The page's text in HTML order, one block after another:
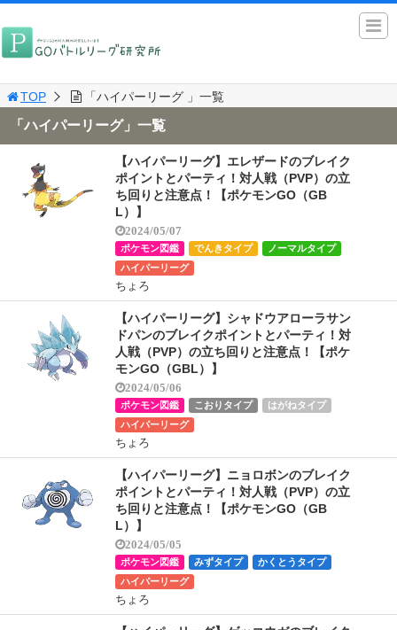
TOP 「ハイパーリーグ 」一覧
「ハイパーリーグ」一覧
【ハイパーリーグ】エレザードのブレイク
ポイントとパーティ！対人戦（PVP）の立
ち回りと注意点！【ポケモンGO（GB
L）】
2024/05/07
ポケモン図鑑 でんきタイプ
ノーマルタイプ
ハイパーリーグ
ちょろ
【ハイパーリーグ】シャドウアローラサン
ドパンのブレイクポイントとパーティ！対
人戦（PVP）の立ち回りと注意点！【ポケ
モンGO（GBL）】
2024/05/06
ポケモン図鑑 こおりタイプ
はがねタイプ
ハイパーリーグ
ちょろ
【ハイパーリーグ】ニョロボンのブレイク
ポイントとパーティ！対人戦（PVP）の立
ち回りと注意点！【ポケモンGO（GB
L）】
2024/05/05
ポケモン図鑑 みずタイプ
かくとうタイプ
ハイパーリーグ
ちょろ